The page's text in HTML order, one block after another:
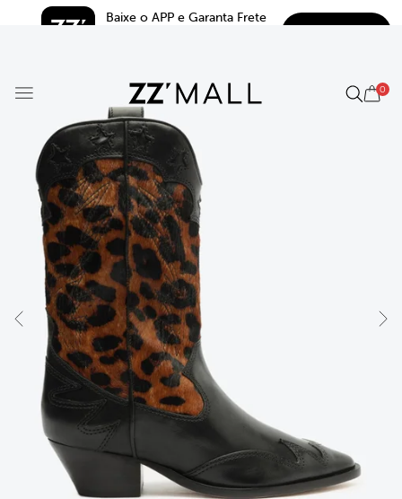
Baixe o APP e Garanta Frete
0